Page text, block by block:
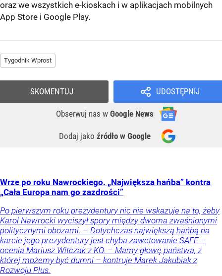
oraz we wszystkich e-kioskach i w aplikacjach mobilnych
App Store i Google Play.
Tygodnik Wprost
UDOSTĘPNIJ
Obserwuj nas w Google News
Dodaj jako źródło w Google
SKOMENTUJ
Wrze po roku Nawrockiego. „Największa hańba” kontra
„Cała Europa nam go zazdrości”
Po pierwszym roku prezydentury nic nie wskazuje na to, żeby
Karol Nawrocki wyciszył spory między dwoma zwaśnionymi
politycznymi obozami. – Dotychczas największą hańbą na
karcie jego prezydentury jest chyba zawetowanie SAFE –
ocenia Mariusz Witczak z KO. – Mamy głowę państwa, z
której możemy być dumni – kontruje Marek Jakubiak z
Rozwoju Plus.